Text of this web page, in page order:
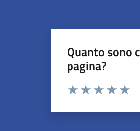
Quanto sono
pagina?
Valuta da 1 a 5 stelle la